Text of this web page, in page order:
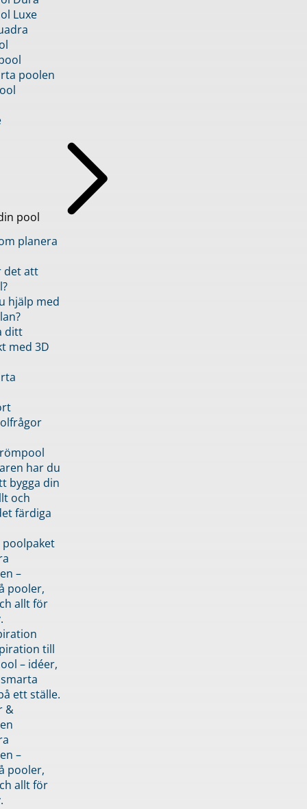
Luxe
poolen
pool
planera
det att
hjälp med
ditt
med 3D
har du
bygga din
och
färdiga
–
pooler,
allt för
till
– idéer,
ett ställe.
&
–
pooler,
allt för